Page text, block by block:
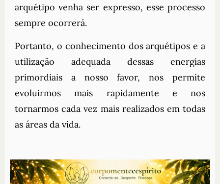
arquétipo venha ser expresso, esse processo
sempre ocorrerá.
Portanto, o conhecimento dos arquétipos e a
utilização adequada dessas energias
primordiais a nosso favor, nos permite
evoluirmos mais rapidamente e nos
tornarmos cada vez mais realizados em todas
as áreas da vida.